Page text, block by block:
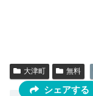
大津町 無料
シェアする